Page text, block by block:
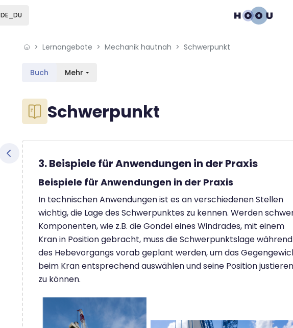
DE_DU
Lernangebote Mechanik hautnah Schwerpunkt
Buch Mehr
BlöckeSchwerpunkt
Blöcke
Abschlussbedingungen
3. Beispiele für Anwendungen in der Praxis
Beispiele für Anwendungen in der Praxis
In technischen Anwendungen ist es an verschiedenen Stellen
wichtig, die Lage des Schwerpunktes zu kennen. Werden
Komponenten, wie z.B. die Gondel eines Windrades, mit einem
Kran in Position gebracht, muss die Schwerpunktslage während
des Hebevorgangs vorab geplant werden, um das
beim Kran entsprechend auswählen und seine Position justieren
zu können.